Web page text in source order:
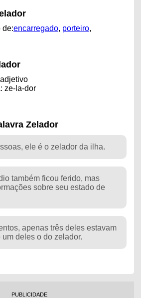
de:encarregado, porteiro,
ze-la-dor
Zelador
ele é o zelador da ilha.
também ficou ferido, mas
sobre seu estado de
apenas três deles estavam
deles o do zelador.
PUBLICIDADE